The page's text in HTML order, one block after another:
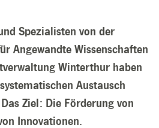
Spezialisten von der
Angewandte Wissenschaften
Winterthur haben
Austausch
Ziel: Die Förderung von
Innovationen.